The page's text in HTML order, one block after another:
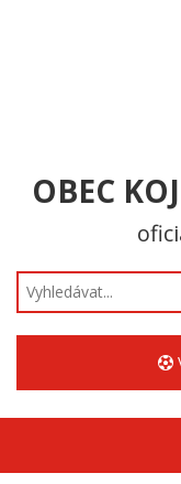
OBEC
Hledat